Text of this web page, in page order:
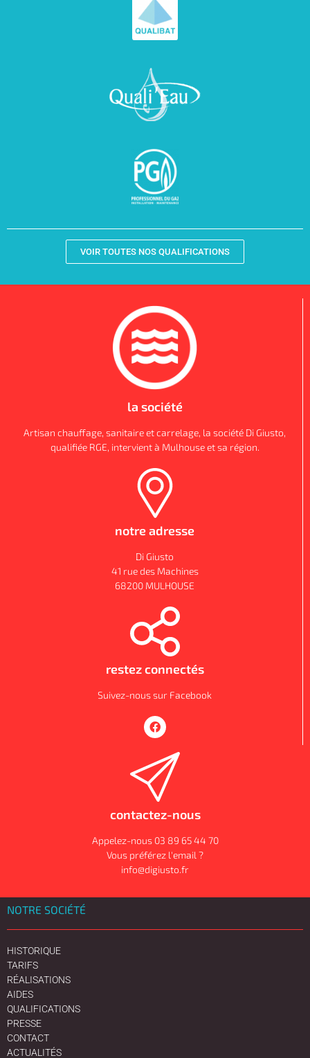
VOIR TOUTES NOS QUALIFICATIONS
la société
Artisan chauffage, sanitaire et carrelage, la société Di Giusto,
qualifiée RGE, intervient à Mulhouse et sa région.
notre adresse
Di Giusto
41 rue des Machines
68200 MULHOUSE
restez connectés
Suivez-nous sur Facebook
contactez-nous
Appelez-nous 03 89 65 44 70
Vous préférez l'email ?
info@digiusto.fr
NOTRE SOCIÉTÉ
HISTORIQUE
TARIFS
RÉALISATIONS
AIDES
QUALIFICATIONS
PRESSE
CONTACT
ACTUALITÉS